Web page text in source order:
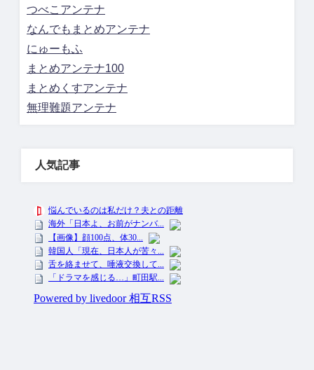
つべこアンテナ
なんでもまとめアンテナ
にゅーもふ
まとめアンテナ100
まとめくすアンテナ
無理難題アンテナ
人気記事